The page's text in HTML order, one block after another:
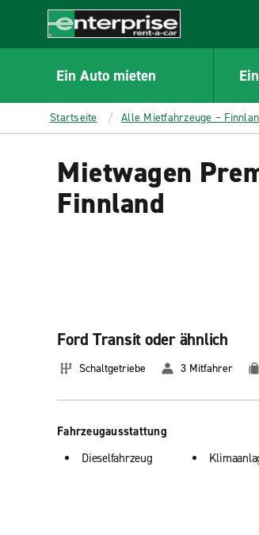
CONTENT
Enterprise
Ein Auto mieten
Startseite Alle Mietfahrzeuge –
Mietwagen
Finnland
Ford Transit oder ähnlich
Schaltgetriebe 3 Mitfahrer
Fahrzeugausstattung
Dieselfahrzeug